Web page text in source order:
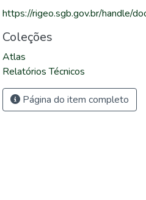
https://rigeo.sgb.gov.br/handle/
Coleções
Atlas
Relatórios Técnicos
Página do item completo